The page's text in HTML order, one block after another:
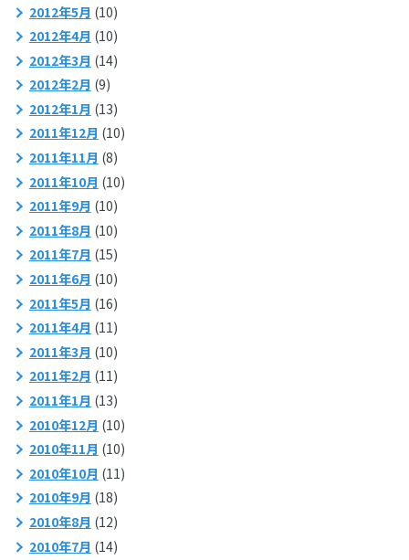
2012年5月 (10)
2012年4月 (10)
2012年3月 (14)
2012年2月 (9)
2012年1月 (13)
2011年12月 (10)
2011年11月 (8)
2011年10月 (10)
2011年9月 (10)
2011年8月 (10)
2011年7月 (15)
2011年6月 (10)
2011年5月 (16)
2011年4月 (11)
2011年3月 (10)
2011年2月 (11)
2011年1月 (13)
2010年12月 (10)
2010年11月 (10)
2010年10月 (11)
2010年9月 (18)
2010年8月 (12)
2010年7月 (14)